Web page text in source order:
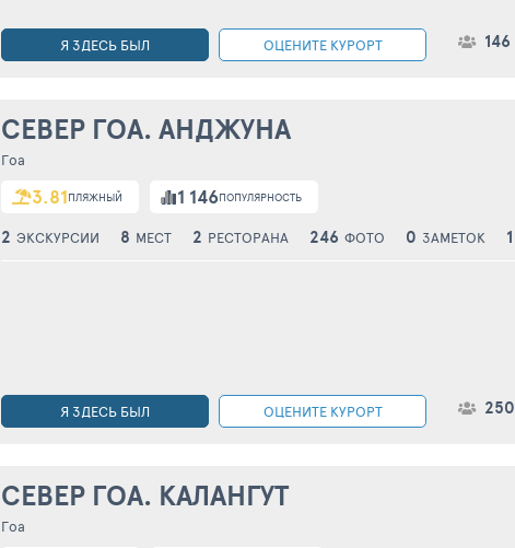
Я ЗДЕСЬ БЫЛ ОЦЕНИТЕ КУРОРТ 146
СЕВЕР ГОА. АНДЖУНА
Гоа
3.81ПЛЯЖНЫЙ 1 146ПОПУЛЯРНОСТЬ
2 ЭКСКУРСИИ 8 МЕСТ 2 РЕСТОРАНА 246 ФОТО 0 ЗАМЕТОК 1
Я ЗДЕСЬ БЫЛ ОЦЕНИТЕ КУРОРТ 250
СЕВЕР ГОА. КАЛАНГУТ
Гоа